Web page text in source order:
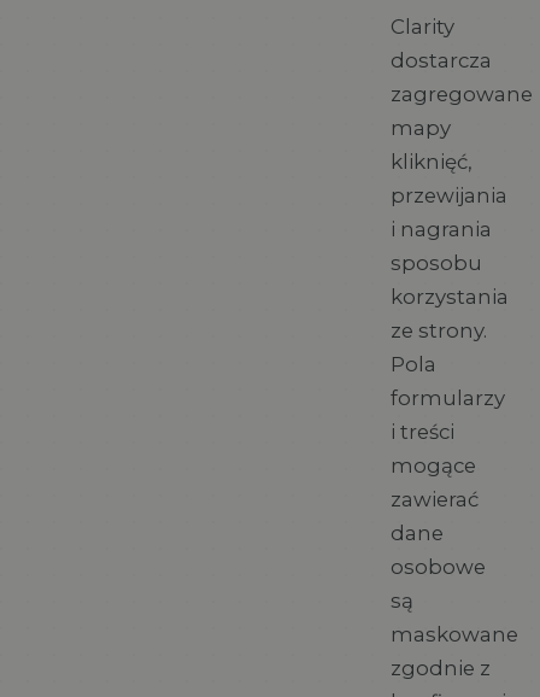
Clarity
dostarcza
zagregowane
mapy
kliknięć,
przewijania
i nagrania
sposobu
korzystania
ze strony.
Pola
formularzy
i treści
mogące
zawierać
dane
osobowe
są
maskowane
zgodnie z